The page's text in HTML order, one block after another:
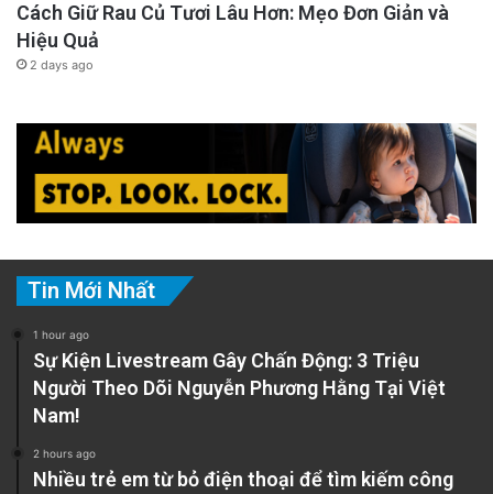
Cách Giữ Rau Củ Tươi Lâu Hơn: Mẹo Đơn Giản và
Hiệu Quả
2 days ago
Tin Mới Nhất
1 hour ago
Sự Kiện Livestream Gây Chấn Động: 3 Triệu
Người Theo Dõi Nguyễn Phương Hằng Tại Việt
Nam!
2 hours ago
Nhiều trẻ em từ bỏ điện thoại để tìm kiếm công